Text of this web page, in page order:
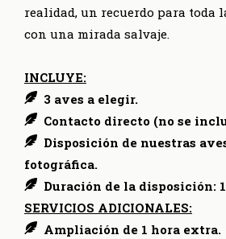
realidad, un recuerdo para toda
con una mirada salvaje.
INCLUYE:
3 aves a elegir.
Contacto directo (no se
Disposición de nuestras
fotográfica.
Duración de la disposición:
SERVICIOS ADICIONALES:
Ampliación de 1 hora extra.